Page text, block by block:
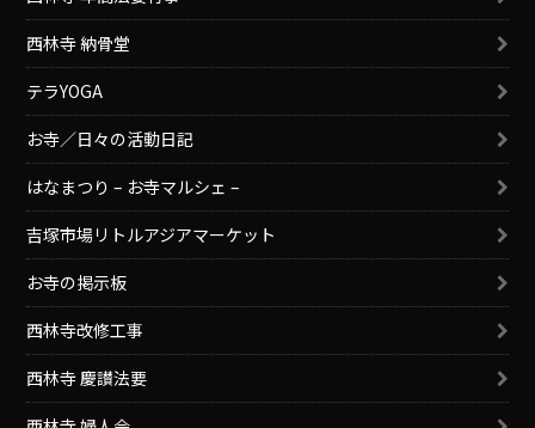
西林寺 納骨堂
テラYOGA
お寺／日々の活動日記
はなまつり – お寺マルシェ –
吉塚市場リトルアジアマーケット
お寺の掲示板
西林寺改修工事
西林寺 慶讃法要